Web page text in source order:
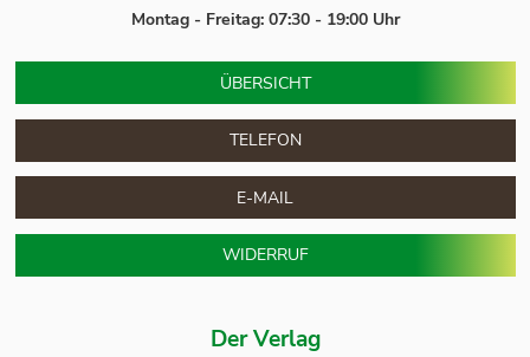
Der Verlag
Montag - Freitag: 07:30 - 19:00 Uhr
ÜBERSICHT
TELEFON
E-MAIL
WIDERRUF